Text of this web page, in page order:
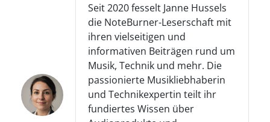
Seit 2020 fesselt Janne Hussels
die NoteBurner-Leserschaft mit
ihren vielseitigen und
informativen Beiträgen rund um
Musik, Technik und mehr. Die
passionierte Musikliebhaberin
und Technikexpertin teilt ihr
fundiertes Wissen über